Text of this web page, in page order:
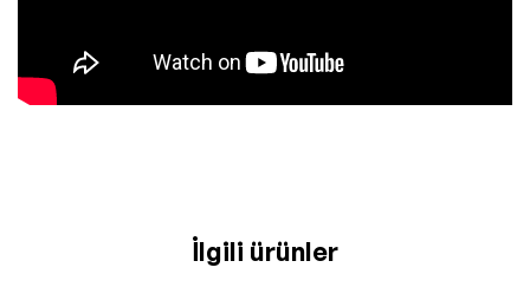
İlgili ürünler